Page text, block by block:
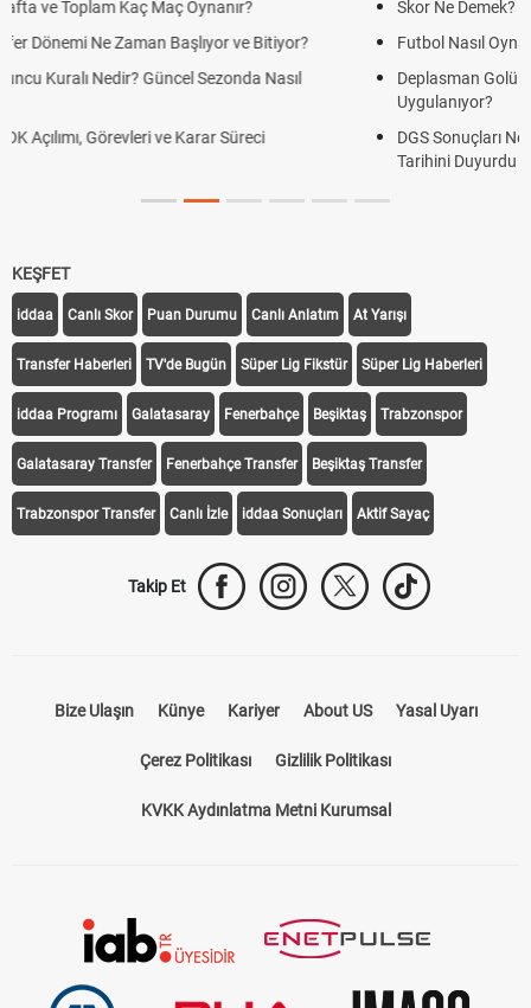
Skor Ne Demek? Sporda Skor ve Sonuç Kavramları
Futbol Nasıl Oynanır? Temel Futbol Kuralları
Deplasman Golü Kuralı Nedir? Hangi Organizasyonlarda
DGS Sonuçları Ne Zaman Açıklanacak 2026? ÖSYM Sonuç
KEŞFET
iddaa Canlı Skor Puan Durumu Canlı Anlatım At Yarışı
Transfer Haberleri TV'de Bugün Süper Lig Fikstür Süper Lig Haberleri
iddaa Programı Galatasaray Fenerbahçe Beşiktaş Trabzonspor
Galatasaray Transfer Fenerbahçe Transfer Beşiktaş Transfer
Trabzonspor Transfer Canlı İzle iddaa Sonuçları Aktif Sayaç
Takip Et
Bize Ulaşın Künye Kariyer About US Yasal Uyarı
Çerez Politikası Gizlilik Politikası
KVKK Aydınlatma Metni Kurumsal